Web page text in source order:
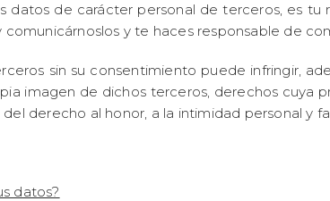
datos de carácter personal de terceros, es
comunicárnoslos y te haces responsable de
sin su consentimiento puede infringir,
imagen de dichos terceros, derechos cuya
derecho al honor, a la intimidad personal y
datos?